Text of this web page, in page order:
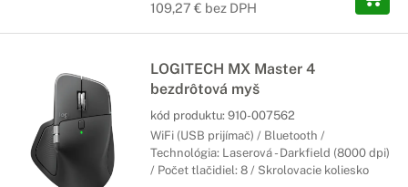
109,27 € bez DPH
LOGITECH MX Master 4
bezdrôtová myš
kód produktu: 910-007562
WiFi (USB prijímač) / Bluetooth /
Technológia: Laserová - Darkfield (8000 dpi)
/ Počet tlačidiel: 8 / Skrolovacie koliesko